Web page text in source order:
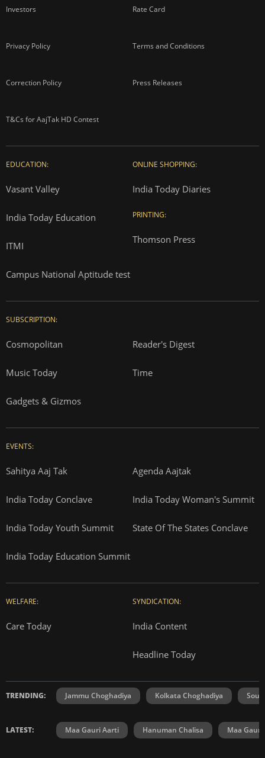
Investors Rate Card
Privacy Policy Terms and Conditions
Correction Policy Press Releases
T&Cs for AajTak HD Contest
EDUCATION:
Vasant Valley
India Today Education
ITMI
Campus National Aptitude test
ONLINE SHOPPING:
India Today Diaries
PRINTING:
Thomson Press
SUBSCRIPTION:
Cosmopolitan Reader's Digest
Music Today Time
Gadgets & Gizmos
EVENTS:
Sahitya Aaj Tak Agenda Aajtak
India Today Conclave India Today Woman's Summit
India Today Youth Summit State Of The States Conclave
India Today Education Summit
WELFARE:
Care Today
SYNDICATION:
India Content
Headline Today
TRENDING: Jammu Choghadiya Kolkata Choghadiya
LATEST: Maa Gauri Aarti Hanuman Chalisa Maa Gauri